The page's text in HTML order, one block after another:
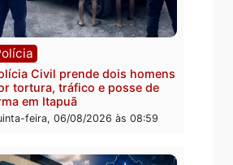
Polícia
Homem é esfaqueado no tórax
bairro Ulysses Guimarães
quinta-feira, 06/08/2026 às 09:24